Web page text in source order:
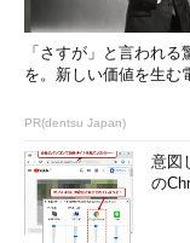
「さすが」と言われる
を。新しい価値を生む
PR(dentsu Japan)
意図
の